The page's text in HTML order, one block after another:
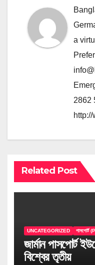
a
2862
Related Post
UNCATEGORIZED পাসপোর্ট
জার্মান পাসপোর্ট
বিশ্বের তৃতীয়